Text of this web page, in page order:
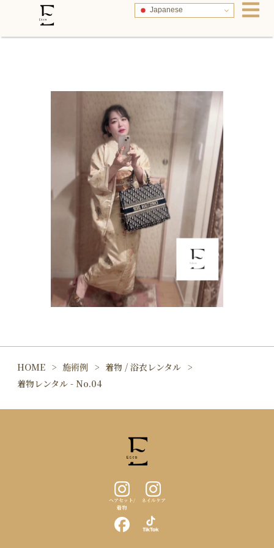
Japanese
HOME 施術例
着物 / 浴衣レンタル
着物レンタル - No.04
ヘアセット/
着物
ネイルケア